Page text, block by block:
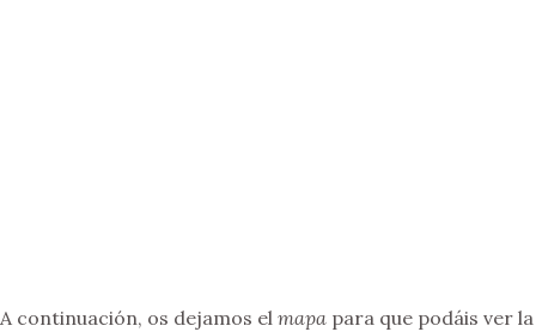
A continuación, os dejamos el mapa para que podáis ver